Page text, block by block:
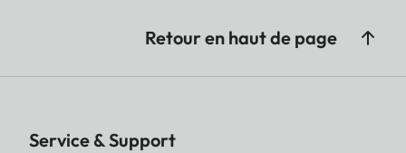
Retour en haut de page
Service & Support